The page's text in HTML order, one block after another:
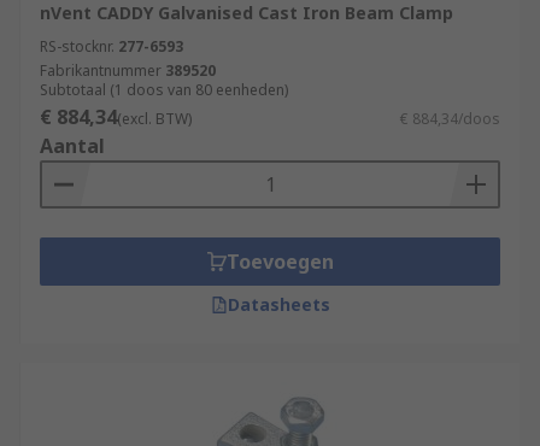
nVent CADDY Galvanised Cast Iron Beam Clamp
RS-stocknr. 277-6593
Fabrikantnummer 389520
Subtotaal (1 doos van 80 eenheden)
€ 884,34(excl. BTW) € 884,34/doos
Aantal
Toevoegen
Datasheets